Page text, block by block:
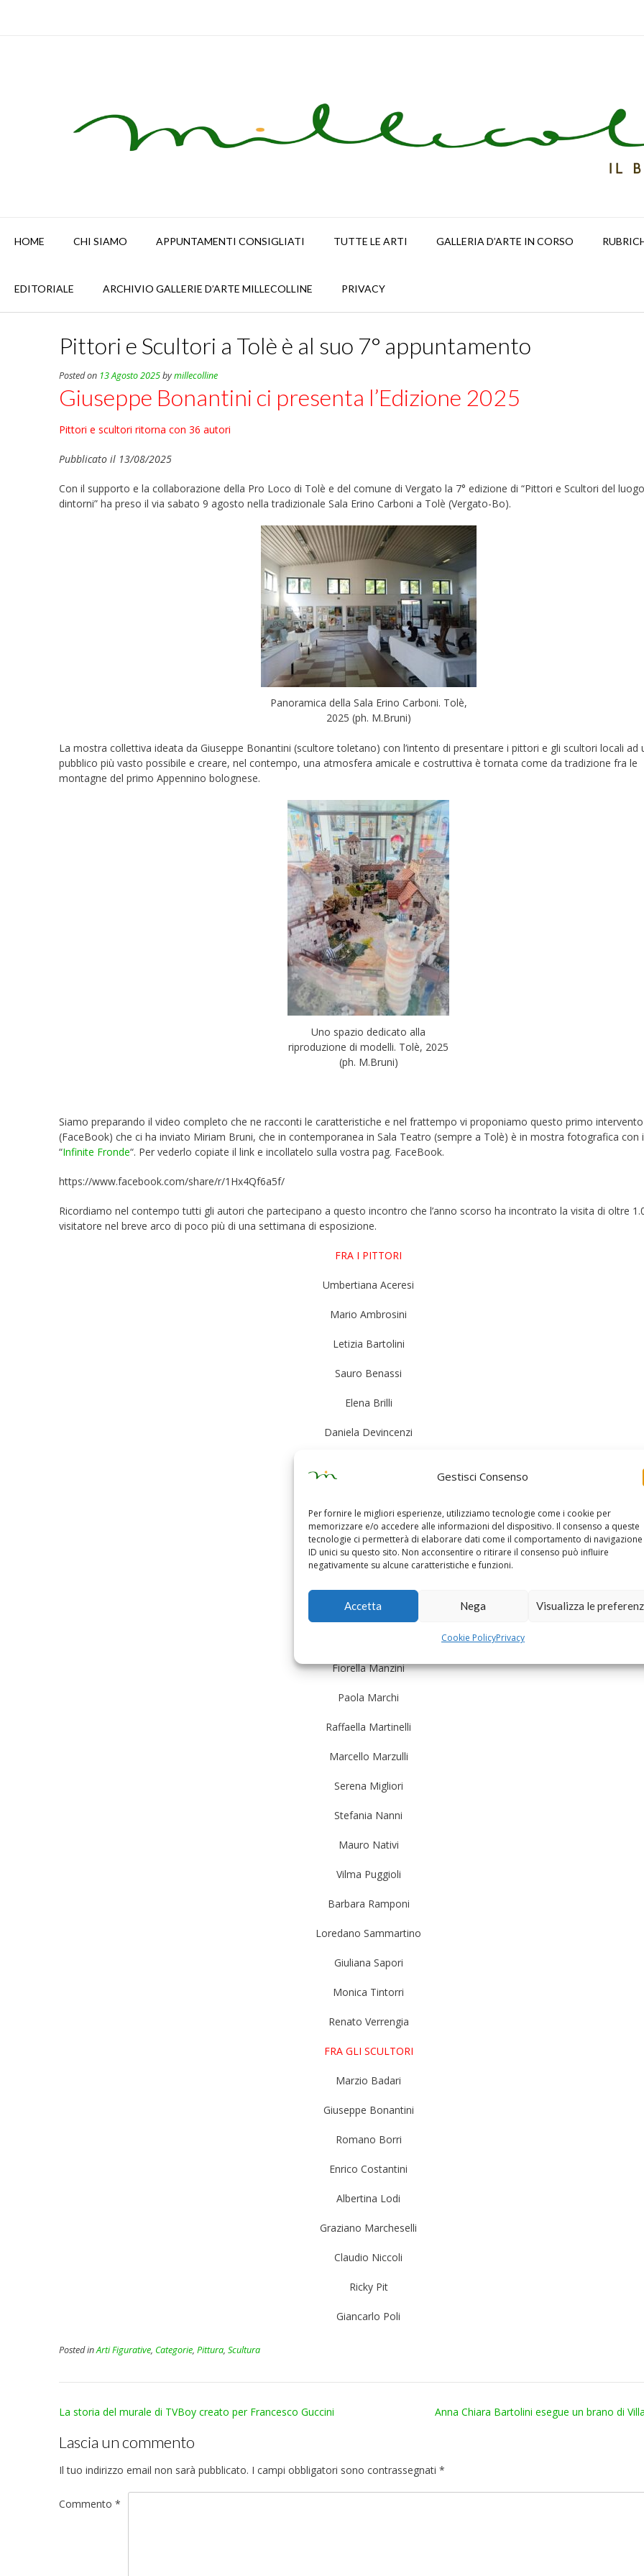
Gestisci Consenso
Per fornire le migliori esperienze, utilizziamo tecnologie come i cookie per
memorizzare e/o accedere alle informazioni del dispositivo. Il consenso a queste
tecnologie ci permetterà di elaborare dati come il comportamento di
ID unici su questo sito. Non acconsentire o ritirare il consenso può influire
negativamente su alcune caratteristiche e funzioni.
Accetta Nega Visualizza le
Cookie PolicyPrivacy
HOME CHI SIAMO APPUNTAMENTI CONSIGLIATI TUTTE LE ARTI GALLERIA D’ARTE IN CORSO
EDITORIALE ARCHIVIO GALLERIE D’ARTE MILLECOLLINE PRIVACY
Pittori e Scultori a Tolè è al suo 7° appuntamento
Posted on 13 Agosto 2025bymillecolline
Giuseppe Bonantini ci presenta l’Edizione 2025
Pittori e scultori ritorna con 36 autori
Pubblicato il 13/08/2025
Con il supporto e la collaborazione della Pro Loco di Tolè e del comune di Vergato la 7° edizione di “Pittori e Scultori del
dintorni” ha preso il via sabato 9 agosto nella tradizionale Sala Erino Carboni a Tolè (Vergato-Bo).
Panoramica della Sala Erino Carboni. Tolè,
2025 (ph. M.Bruni)
La mostra collettiva ideata da Giuseppe Bonantini (scultore toletano) con l’intento di presentare i pittori e gli scultori locali ad
pubblico più vasto possibile e creare, nel contempo, una atmosfera amicale e costruttiva è tornata come da tradizione fra le
montagne del primo Appennino bolognese.
Uno spazio dedicato alla
riproduzione di modelli. Tolè, 2025
(ph. M.Bruni)
Siamo preparando il video completo che ne racconti le caratteristiche e nel frattempo vi proponiamo questo primo intervento
(FaceBook) che ci ha inviato Miriam Bruni, che in contemporanea in Sala Teatro (sempre a Tolè) è in mostra fotografica con
“Infinite Fronde“. Per vederlo copiate il link e incollatelo sulla vostra pag. FaceBook.
https://www.facebook.com/share/r/1Hx4Qf6a5f/
Ricordiamo nel contempo tutti gli autori che partecipano a questo incontro che l’anno scorso ha incontrato la visita di oltre
visitatore nel breve arco di poco più di una settimana di esposizione.
FRA I PITTORI
Umbertiana Aceresi
Mario Ambrosini
Letizia Bartolini
Sauro Benassi
Elena Brilli
Daniela Devincenzi
Roberto Gaetani
Imelde Gentili
Nadia Gruppi
Fiorella Manzini
Paola Marchi
Raffaella Martinelli
Marcello Marzulli
Serena Migliori
Stefania Nanni
Mauro Nativi
Vilma Puggioli
Barbara Ramponi
Loredano Sammartino
Giuliana Sapori
Monica Tintorri
Renato Verrengia
FRA GLI SCULTORI
Marzio Badari
Giuseppe Bonantini
Romano Borri
Enrico Costantini
Albertina Lodi
Graziano Marcheselli
Claudio Niccoli
Ricky Pit
Giancarlo Poli
Posted inArti Figurative, Categorie, Pittura, Scultura
Post
La storia del murale di TVBoy creato per Francesco Guccini Anna Chiara Bartolini esegue un brano di
Lascia un commento
Il tuo indirizzo email non sarà pubblicato. I campi obbligatori sono contrassegnati *
Commento *